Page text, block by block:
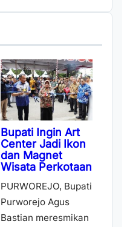
Bupati Ingin Art
Center Jadi Ikon
dan Magnet
Wisata Perkotaan
PURWOREJO, Bupati
Purworejo Agus
Bastian meresmikan